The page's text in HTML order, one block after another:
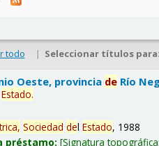
todo | Seleccionar títulos para:
Oeste, provincia de Río
Estado.
Sociedad delEstado, 1988
préstamo: Signatura